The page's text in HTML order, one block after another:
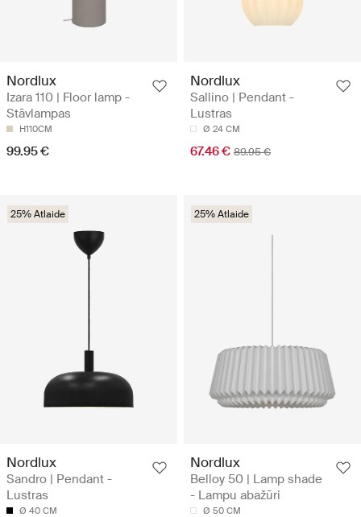
Nordlux
Izara 110 | Floor lamp -
Stāvlampas
H110CM
99.95 €
Nordlux
Sallino | Pendant -
Lustras
Ø 24 CM
67.46 € 89.95 €
25% Atlaide
Nordlux
Sandro | Pendant -
Lustras
Ø 40 CM
25% Atlaide
Nordlux
Belloy 50 | Lamp shade
- Lampu abažūri
Ø 50 CM